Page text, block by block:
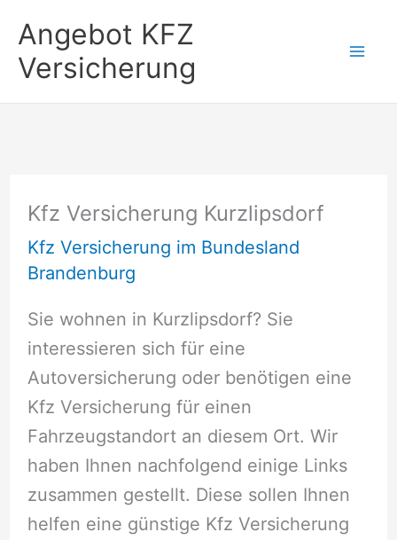
Inhalt
springen
Angebot KFZ
Versicherung
Kfz Versicherung Kurzlipsdorf
Kfz Versicherung im Bundesland
Brandenburg
Sie wohnen in Kurzlipsdorf? Sie
interessieren sich für eine
Autoversicherung oder benötigen eine
Kfz Versicherung für einen
Fahrzeugstandort an diesem Ort. Wir
haben Ihnen nachfolgend einige Links
zusammen gestellt. Diese sollen Ihnen
helfen eine günstige Kfz Versicherung